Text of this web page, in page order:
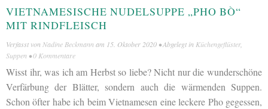
VIETNAMESISCHE NUDELSUPPE „PHO BÒ“
MIT RINDFLEISCH
Verfasst von Nadine Beckmann am 15. Oktober 2020 • Abgelegt in Küchengeflüster,
Suppen •0 Kommentare
Wisst ihr, was ich am Herbst so liebe? Nicht nur die wunderschöne
Verfärbung der Blätter, sondern auch die wärmenden Suppen.
Schon öfter habe ich beim Vietnamesen eine leckere Pho gegessen,